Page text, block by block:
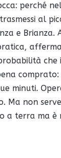
perché
al
e Brianza.
minuti.
Ma non
a terra ma